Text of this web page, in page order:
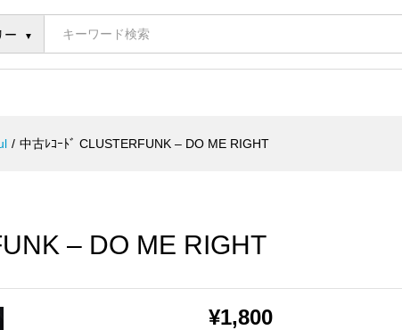
ー
/ 中古ﾚｺｰﾄﾞ CLUSTERFUNK – DO ME RIGHT
– DO ME RIGHT
¥1,800
- DO ME RIGHT